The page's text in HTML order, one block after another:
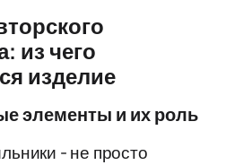
из чего
изделие
элементы и их роль
- не просто